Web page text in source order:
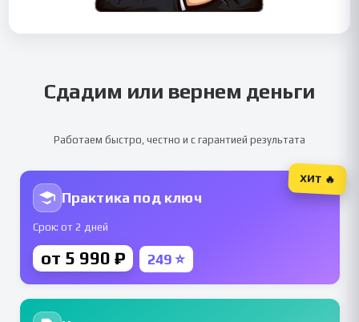
Сдадим или вернем деньги
Работаем быстро, честно и с гарантией результата
Практика под ключ
Срок: от 2 дней
от 5 990 ₽ 249 ⭐
ХИТ 🔥